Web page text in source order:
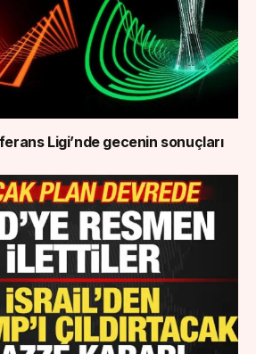
Ligi’nde gecenin sonuçları